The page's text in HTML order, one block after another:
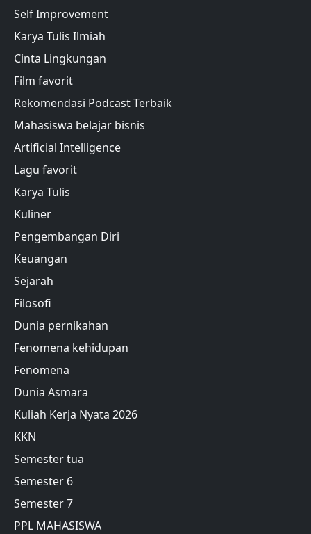
Self Improvement
Karya Tulis Ilmiah
Cinta Lingkungan
Film favorit
Rekomendasi Podcast Terbaik
Mahasiswa belajar bisnis
Artificial Intelligence
Lagu favorit
Karya Tulis
Kuliner
Pengembangan Diri
Keuangan
Sejarah
Filosofi
Dunia pernikahan
Fenomena kehidupan
Fenomena
Dunia Asmara
Kuliah Kerja Nyata 2026
KKN
Semester tua
Semester 6
Semester 7
PPL MAHASISWA